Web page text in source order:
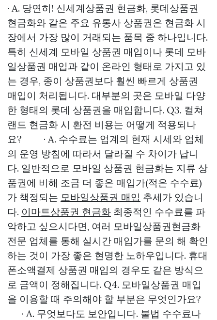
· A. 당연히! 신세계상품권 현금화, 롯데상품권
현금화와 같은 주요 유통사 상품권은 현금화 시
장에서 가장 많이 거래되는 품목 중 하나입니다.
특히 신세계 모바일 상품권 매입이나 롯데 모바
일상품권 매입과 같이 온라인 형태로 가지고 있
는 경우, 종이 상품권보다 훨씬 빠르게 상품권
매입이 처리됩니다. 대부분의 곳은 모바일 다양
한 형태의 롯데 상품권을 매입합니다. Q3. 컬쳐
랜드 현금화 시 환전 비용는 어떻게 적용되나
요? · A. 수수료는 업계의 현재 시세와 업체
의 운영 방침에 따라서 달라질 수 차이가 납니
다. 일반적으로 모바일 상품권 현금화는 지류 상
품권에 비해 조금 더 좋은 매입가(적은 수수료)
가 책정되는 모바일상품권 매입 추세가 있습니
다. 이마트상품권 현금화 최종적인 수수료를 파
악하고 싶으시다면, 여러 모바일상품권현금화
전문 업체를 통해 실시간 매입가를 문의 해 확인
하는 것이 가장 좋은 현명한 노하우입니다. 휴대
폰소액결제 상품권 매입의 경우도 같은 방식으
로 금액이 정해집니다. Q4. 모바일상품권 매입
을 이용할 때 주의해야 할 부분은 무엇인가요?
· A. 무엇보다도 보안입니다. 불법 수수료나